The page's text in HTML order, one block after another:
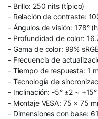
– Brillo: 250 nits (típico)
– Relación de contraste:
– Ángulos de visión: 178°
– Profundidad de color:
– Gama de color: 99%
– Frecuencia de
– Tiempo de respuesta: 1
– Tecnología de
– Inclinación: -5° ±2 ~
– Montaje VESA: 75 × 75
– Dimensiones con base: